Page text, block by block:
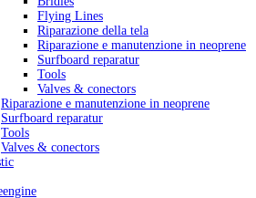
Flying Lines
Riparazione della tela
Riparazione e manutenzione in neoprene
Surfboard reparatur
Tools
Valves & conectors
Riparazione e manutenzione in neoprene
Surfboard reparatur
Tools
Valves & conectors